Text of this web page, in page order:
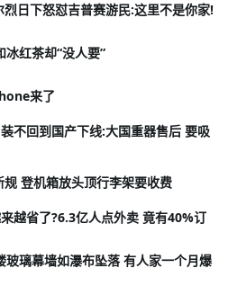
日下怒怼吉普赛游民:这里不是你家!
红茶却“没人要”
来了
不回到国产下线:大国重器售后 要吸
登机箱放头顶行李架要收费
越省了?6.3亿人点外卖 竟有40%订
玻璃幕墙如瀑布坠落 有人家一个月爆